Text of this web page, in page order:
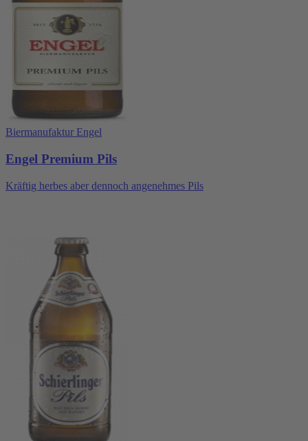
Biermanufaktur Engel
Engel Premium Pils
Kräftig herbes aber dennoch angenehmes Pils